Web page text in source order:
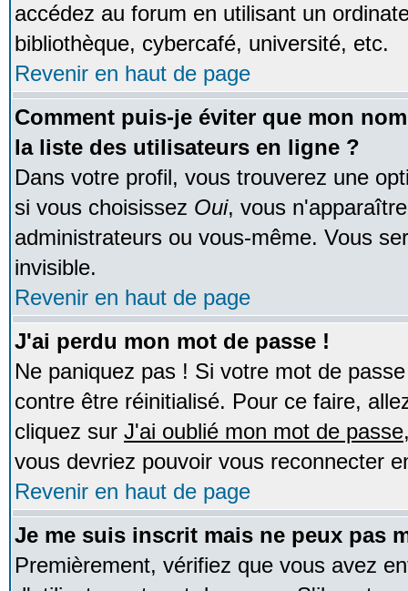
accédez au forum en utilisant un
bibliothèque, cybercafé, université, etc.
Revenir en haut de page
Comment puis-je éviter que mon
la liste des utilisateurs en ligne ?
Dans votre profil, vous trouverez une
si vous choisissez Oui, vous
administrateurs ou vous-même. Vous
invisible.
Revenir en haut de page
J'ai perdu mon mot de passe !
Ne paniquez pas ! Si votre mot de
contre être réinitialisé. Pour ce faire,
cliquez sur J'ai oublié mon mot de passe
vous devriez pouvoir vous reconnecter
Revenir en haut de page
Je me suis inscrit mais ne peux pas
Premièrement, vérifiez que vous avez